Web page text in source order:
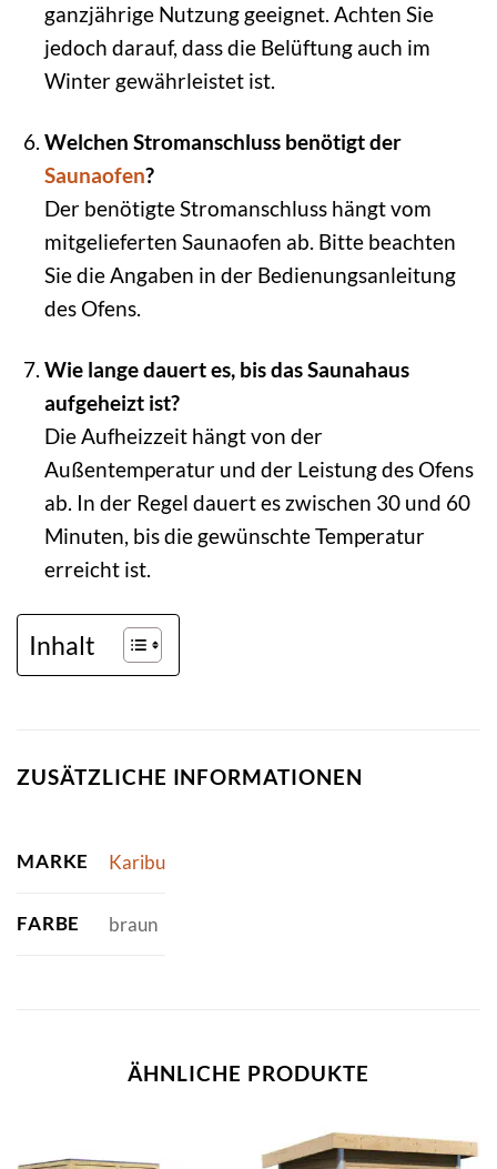
ganzjährige Nutzung geeignet. Achten Sie
jedoch darauf, dass die Belüftung auch im
Winter gewährleistet ist.
Welchen Stromanschluss benötigt der
Saunaofen?
Der benötigte Stromanschluss hängt vom
mitgelieferten Saunaofen ab. Bitte beachten
Sie die Angaben in der Bedienungsanleitung
des Ofens.
Wie lange dauert es, bis das Saunahaus
aufgeheizt ist?
Die Aufheizzeit hängt von der
Außentemperatur und der Leistung des Ofens
ab. In der Regel dauert es zwischen 30 und 60
Minuten, bis die gewünschte Temperatur
erreicht ist.
Inhalt
ZUSÄTZLICHE INFORMATIONEN
MARKE Karibu
FARBE braun
ÄHNLICHE PRODUKTE